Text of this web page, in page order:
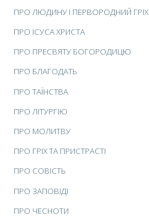
ПРО ЛЮДИНУ І ПЕРВОРОДНИЙ ГРІХ
ПРО ІСУСА ХРИСТА
ПРО ПРЕСВЯТУ БОГОРОДИЦЮ
ПРО БЛАГОДАТЬ
ПРО ТАЇНСТВА
ПРО ЛІТУРГІЮ
ПРО МОЛИТВУ
ПРО ГРІХ ТА ПРИСТРАСТІ
ПРО СОВІСТЬ
ПРО ЗАПОВІДІ
ПРО ЧЕСНОТИ